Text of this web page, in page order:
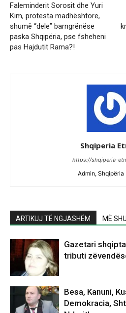
Faleminderit Sorosit dhe Yuri
Kim, protesta madhështore,
shumë “dele” barngrënëse
paska Shqipëria, pse fsheheni
pas Hajdutit Rama?!
Shqiperia
https://shqiperia-
Admin, Shqipëria
ARTIKUJ TË NGJASHËM MË
Gazetari
tributi
Besa, Kanuni,
Demokracia,